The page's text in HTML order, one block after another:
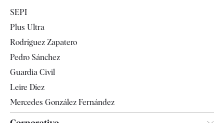
Televisión
SEPI
Plus Ultra
Rodríguez Zapatero
Pedro Sánchez
Guardia Civil
Leire Díez
Mercedes González Fernández